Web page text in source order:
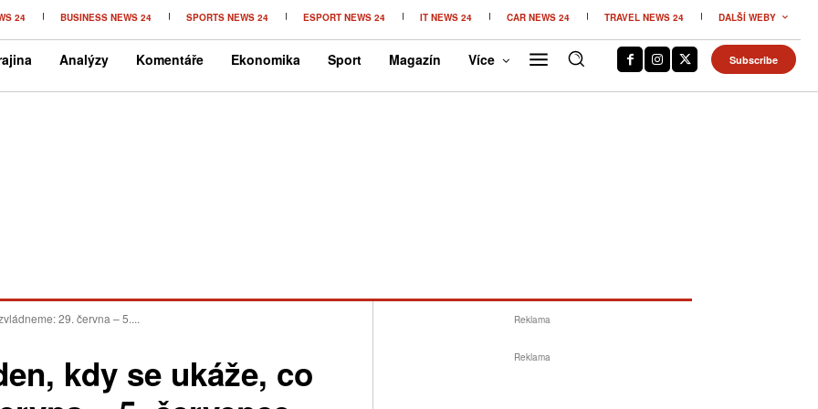
24 BUSINESS NEWS 24 SPORTS NEWS 24 ESPORT NEWS 24 IT NEWS 24 CAR NEWS 24 TRAVEL NEWS 24 DALŠÍ WEBY
Analýzy Komentáře Ekonomika Sport Magazín Více Subscribe
29. června – 5....
kdy se ukáže, co
Reklama
Reklama